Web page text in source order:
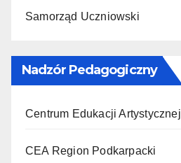
Samorząd Uczniowski
Nadzór Pedagogiczny
Centrum Edukacji Artystycznej
CEA Region Podkarpacki